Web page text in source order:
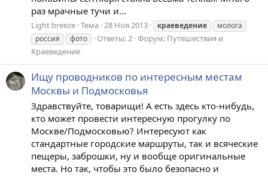
раз мрачные тучи и...
Light breeze Тема 28 Ноя 2013 краеведение
молога
россия
фото Ответы: 2 Форум: Путешествия и
Краеведение
Ищу проводников по интересным местам
Москвы и Подмосковья
Здравствуйте, товарищи! А есть здесь кто-нибудь,
кто может провести интересную прогулку по
Москве/Подмосковью? Интересуют как
стандартные городские маршруты, так и всяческие
пещеры, заброшки, ну и вообще оригинальные
места. Но так, чтобы это было безопасно и